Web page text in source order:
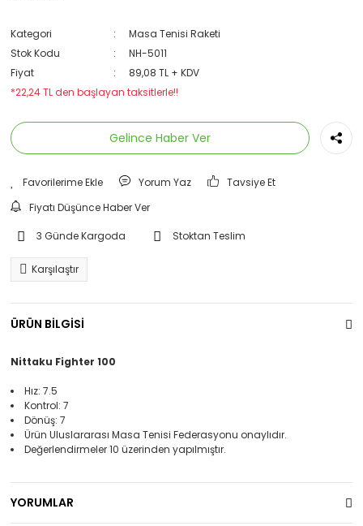
Kategori
Masa Tenisi Raketi
Stok Kodu
NH-5011
Fiyat
89,08 TL + KDV
*22,24 TL den başlayan taksitlerle!!
Gelince Haber Ver
Yorum Yaz
Tavsiye Et
Fiyatı Düşünce Haber Ver
3 Günde Kargoda Stoktan Teslim
Karşılaştır
ÜRÜN BİLGİSİ
Nittaku Fighter 100
Hız: 7.5
Kontrol: 7
Dönüş: 7
Ürün Uluslararası Masa Tenisi Federasyonu onaylıdır.
Değerlendirmeler 10 üzerinden yapılmıştır.
YORUMLAR